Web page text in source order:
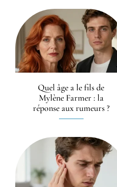
Quel âge a le fils de
Mylène Farmer : la
réponse aux rumeurs ?